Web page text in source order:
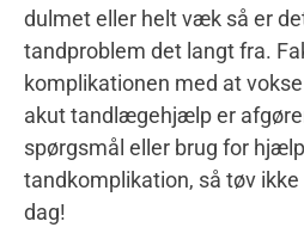
dulmet eller helt væk så er
tandproblem det langt fra.
komplikationen med at
akut tandlægehjælp er
spørgsmål eller brug for
tandkomplikation, så tøv
dag!